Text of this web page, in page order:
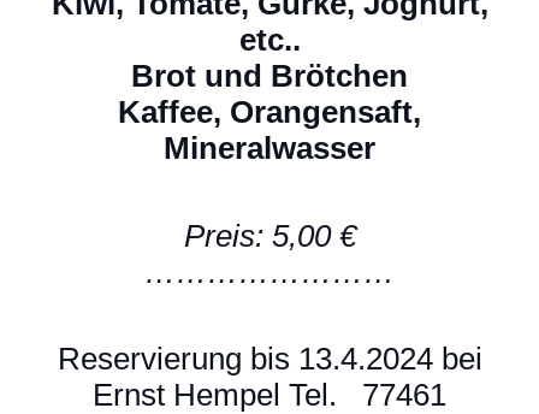
etc..
Brot und Brötchen
Kaffee, Orangensaft,
Mineralwasser
Preis: 5,00 €
……………………
Reservierung bis 13.4.2024 bei
Ernst Hempel Tel. 77461